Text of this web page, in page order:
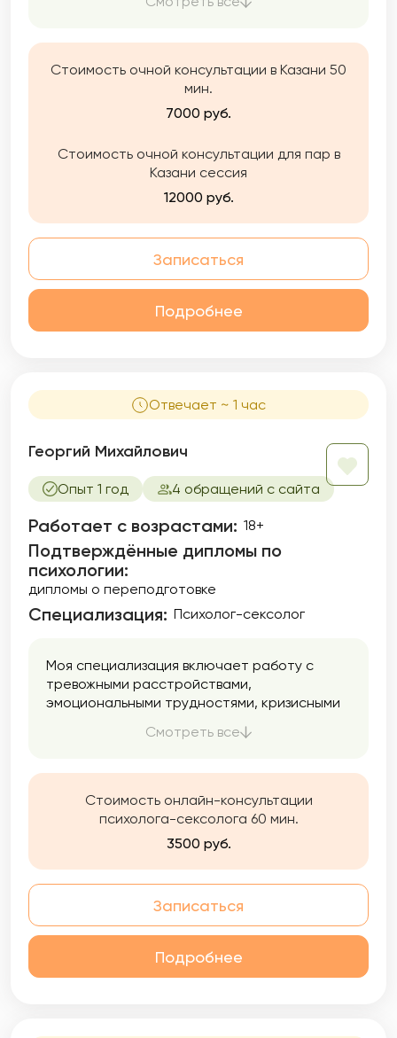
Этот человек Вы сами. А я помогу вам лучше
ресурсы.
Стоимость очной консультации в Казани 50
мин.
7000 руб.
Стоимость очной консультации для пар в
Казани сессия
12000 руб.
Записаться
Подробнее
Отвечает ~ 1 час
Георгий Михайлович
Опыт 1 год 4 обращений с сайта
Работает с возрастами: 18+
Подтверждённые дипломы по
психологии:
дипломы о переподготовке
Специализация: Психолог-сексолог
Моя специализация включает работу с
тревожными расстройствами,
эмоциональными трудностями, кризисными
самоопределения. В своей практике я
сочетая методы когнитивно-поведенческой
терапии (КПТ), гештальт-терапии и
экзистенциального подхода.
Смотреть все
Стоимость онлайн-консультации
психолога-сексолога 60 мин.
3500 руб.
Записаться
Подробнее